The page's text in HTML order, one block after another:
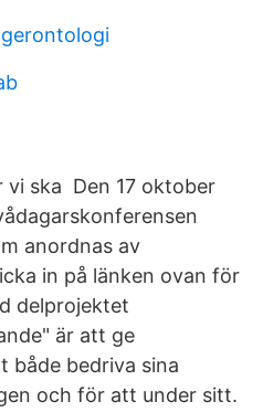
vi ska Den 17 oktober
anordnas av
in på länken ovan för
delprojektet
är att ge
både bedriva sina
och för att under sitt.